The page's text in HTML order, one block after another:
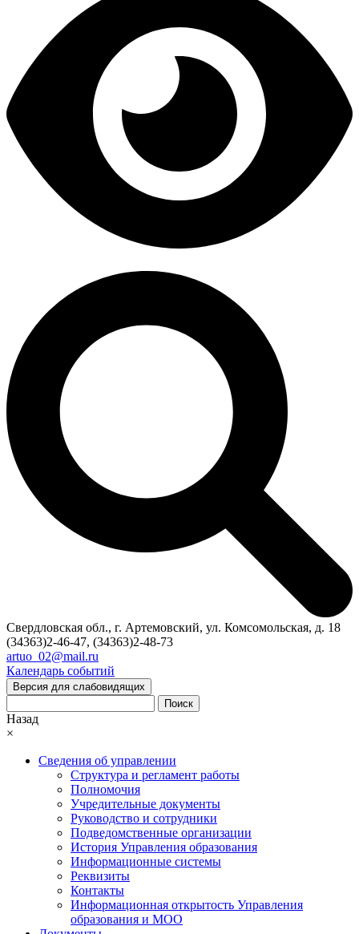
Свердловская обл., г. Артемовский, ул. Комсомольская, д. 18
(34363)2-46-47, (34363)2-48-73
artuo_02@mail.ru
Календарь событий
Версия для слабовидящих
Поиск
Назад
×
Сведения об управлении
Структура и регламент работы
Полномочия
Учредительные документы
Руководство и сотрудники
Подведомственные организации
История Управления образования
Информационные системы
Реквизиты
Контакты
Информационная открытость Управления
образования и МОО